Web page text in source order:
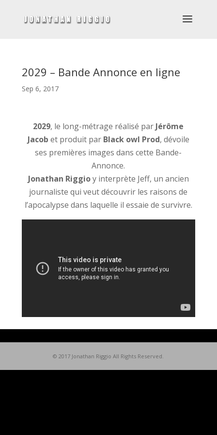
2029 – Bande Annonce en ligne
Sep 6, 2017
2029, le long-métrage réalisé par Jérôme
Jacob et produit par Black owl Prod, dévoile
ses premières images dans cette Bande-
Annonce.
Jonathan Riggioy interprète Jeff, un ancien
journaliste qui veut découvrir les raisons de
l’apocalypse dans laquelle il essaie de survivre.
© 2017 Jonathan Riggio All Rights Reserved.